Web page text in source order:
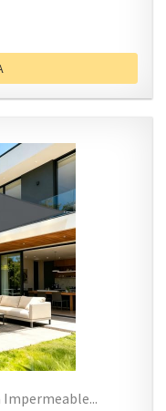
Impermeable...